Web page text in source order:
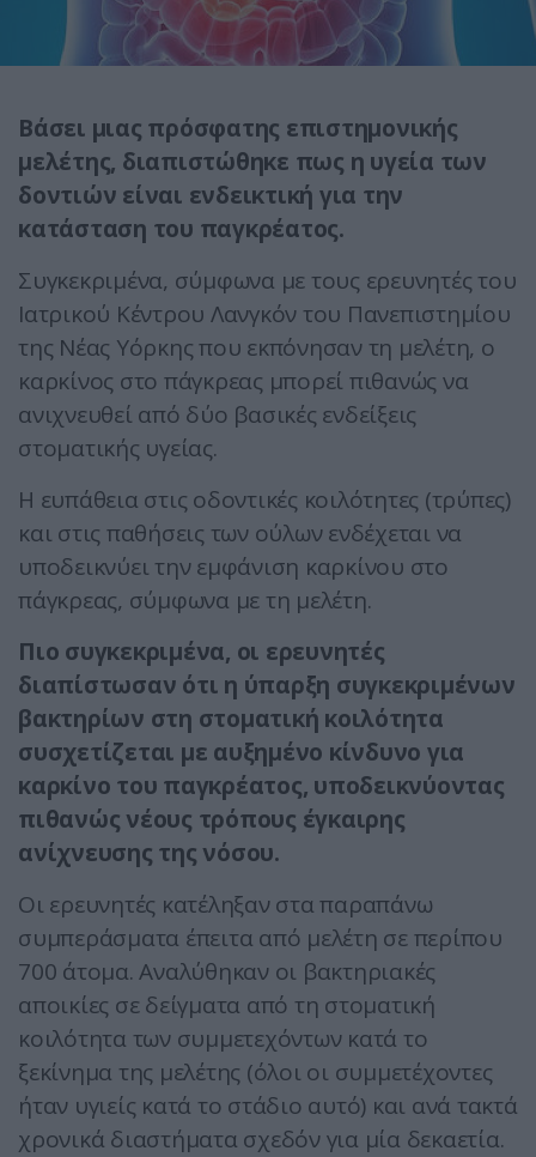
Βάσει μιας πρόσφατης επιστημονικής
μελέτης, διαπιστώθηκε πως η υγεία των
δοντιών είναι ενδεικτική για την
κατάσταση του παγκρέατος.
Συγκεκριμένα, σύμφωνα με τους ερευνητές του
Ιατρικού Κέντρου Λανγκόν του Πανεπιστημίου
της Νέας Υόρκης που εκπόνησαν τη μελέτη, ο
καρκίνος στο πάγκρεας μπορεί πιθανώς να
ανιχνευθεί από δύο βασικές ενδείξεις
στοματικής υγείας.
Η ευπάθεια στις οδοντικές κοιλότητες (τρύπες)
και στις παθήσεις των ούλων ενδέχεται να
υποδεικνύει την εμφάνιση καρκίνου στο
πάγκρεας, σύμφωνα με τη μελέτη.
Πιο συγκεκριμένα, οι ερευνητές
διαπίστωσαν ότι η ύπαρξη συγκεκριμένων
βακτηρίων στη στοματική κοιλότητα
συσχετίζεται με αυξημένο κίνδυνο για
καρκίνο του παγκρέατος, υποδεικνύοντας
πιθανώς νέους τρόπους έγκαιρης
ανίχνευσης της νόσου.
Οι ερευνητές κατέληξαν στα παραπάνω
συμπεράσματα έπειτα από μελέτη σε περίπου
700 άτομα. Αναλύθηκαν οι βακτηριακές
αποικίες σε δείγματα από τη στοματική
κοιλότητα των συμμετεχόντων κατά το
ξεκίνημα της μελέτης (όλοι οι συμμετέχοντες
ήταν υγιείς κατά το στάδιο αυτό) και ανά τακτά
χρονικά διαστήματα σχεδόν για μία δεκαετία.